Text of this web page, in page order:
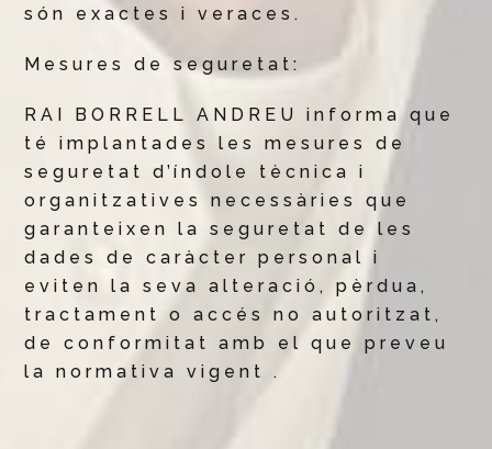
són exactes i veraces.
Mesures de seguretat:
RAI BORRELL ANDREU informa que
té implantades les mesures de
seguretat d’índole tècnica i
organitzatives necessàries que
garanteixen la seguretat de les
dades de caràcter personal i
eviten la seva alteració, pèrdua,
tractament o accés no autoritzat,
de conformitat amb el que preveu
la normativa vigent .